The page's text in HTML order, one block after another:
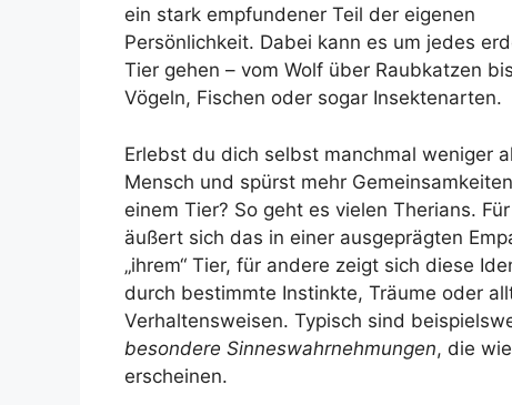
ein stark empfundener Teil der eigenen
Persönlichkeit. Dabei kann es um jedes
Tier gehen – vom Wolf über Raubkatzen
Vögeln, Fischen oder sogar Insektenarten.
Erlebst du dich selbst manchmal weniger
Mensch und spürst mehr
einem Tier? So geht es vielen Therians.
äußert sich das in einer ausgeprägten
„ihrem“ Tier, für andere zeigt sich diese
durch bestimmte Instinkte, Träume oder
Verhaltensweisen. Typisch sind
besondere Sinneswahrnehmungen, die
erscheinen.